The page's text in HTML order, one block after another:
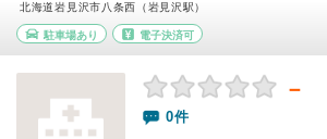
北海道岩見沢市八条西（岩見沢駅）
駐車場あり 電子決済可
－
0件